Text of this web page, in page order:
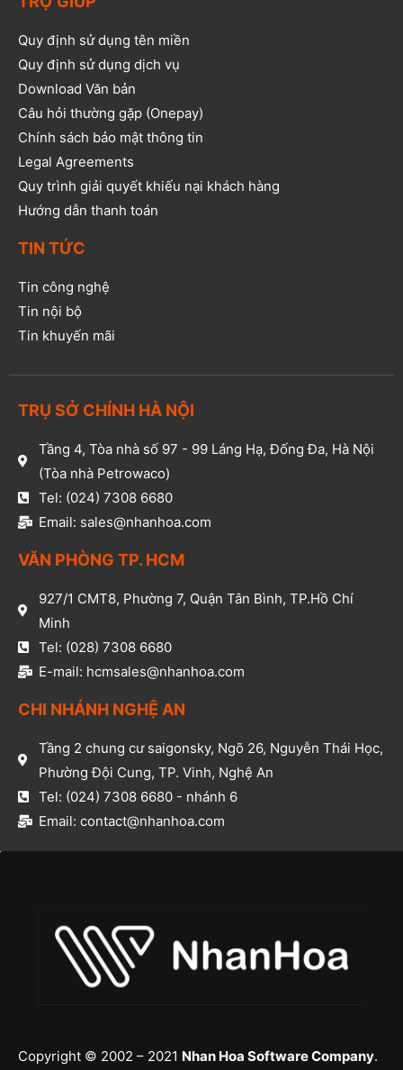
Quy định sử dụng tên miền
Quy định sử dụng dịch vụ
Download Văn bản
Câu hỏi thường gặp (Onepay)
Chính sách bảo mật thông tin
Legal Agreements
Quy trình giải quyết khiếu nại khách hàng
Hướng dẫn thanh toán
TIN TỨC
Tin công nghệ
Tin nội bộ
Tin khuyến mãi
TRỤ SỞ CHÍNH HÀ NỘI
Tầng 4, Tòa nhà số 97 - 99 Láng Hạ, Đống Đa, Hà Nội
(Tòa nhà Petrowaco)
Tel: (024) 7308 6680
Email: sales@nhanhoa.com
VĂN PHÒNG TP. HCM​
927/1 CMT8, Phường 7, Quận Tân Bình, TP.Hồ Chí
Minh​
Tel: (028) 7308 6680​
E-mail: hcmsales@nhanhoa.com​
CHI NHÁNH NGHỆ AN​
Tầng 2 chung cư saigonsky, Ngõ 26, Nguyễn Thái Học,
Phường Đội Cung, TP. Vinh, Nghệ An​
Tel: (024) 7308 6680 - nhánh 6​
Email: contact@nhanhoa.com​
Copyright © 2002 – 2021 Nhan Hoa Software Company.